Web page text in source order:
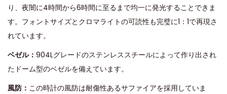
り、夜闇に4時間から6時間に至るまで均一に発光することできま
す。フォントサイズとクロマライトの可読性も完璧に1：1で再現さ
れています。
ベゼル： 904Lグレードのステンレススチールによって作り出され
たドーム型のベゼルを備えています。
風防： この時計の風防は耐傷性あるサファイアを採用していま